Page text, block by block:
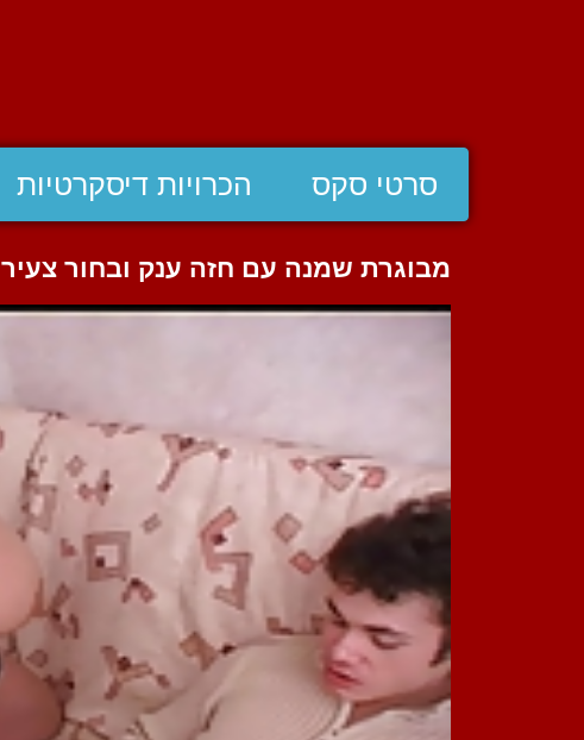
סרטי סקס הכרויות דיסקרטיות
מבוגרת שמנה עם חזה ענק ובחור צעיר